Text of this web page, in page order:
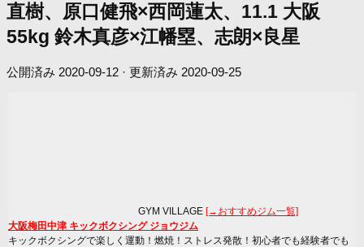
直樹、原口健飛×西岡蓮太、11.1 大阪
55kg 鈴木真彦×江幡塁、志朗×良星
公開済み 2020-09-12 · 更新済み 2020-09-25
GYM VILLAGE [→おすすめジム一覧]
大阪梅田中津 キックボクシング ジョウジム
キックボクシングで楽しく運動！燃焼！ストレス発散！初心者でも経験者でも